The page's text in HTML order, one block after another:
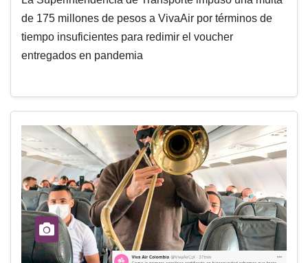
de 175 millones de pesos a VivaAir por términos de
tiempo insuficientes para redimir el voucher
entregados en pandemia